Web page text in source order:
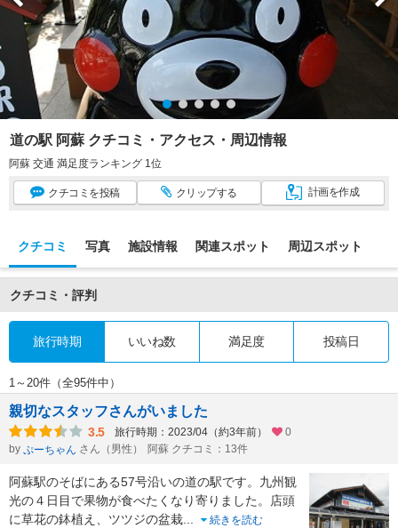
道の駅 阿蘇 クチコミ・アクセス・周辺情報
阿蘇 交通 満足度ランキング 1位
クチコミ を投稿 クリップする 計画を作成
クチコミ 写真 施設情報 関連スポット 周辺スポット
クチコミ・評判
旅行時期 いいね数 満足度 投稿日
1～20件（全95件中）
親切なスタッフさんがいました
3.5 旅行時期：2023/04（約3年前）
0
by ぷーちゃん さん（男性） 阿蘇 クチコミ：13件
阿蘇駅のそばにある57号沿いの道の駅です。九州観
光の４日目で果物が食べたくなり寄りました。店頭
に草花の鉢植え、ツツジの盆栽...
続きを読む